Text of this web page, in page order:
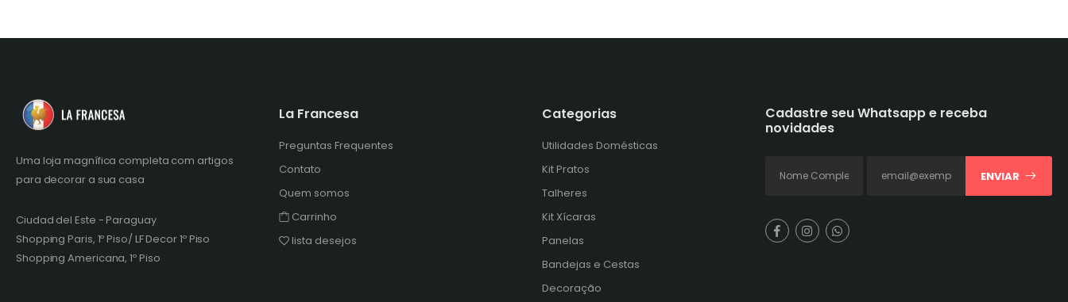
Uma loja magnífica completa com artigos
para decorar a sua casa
Ciudad del Este - Paraguay
Shopping Paris, 1º Piso/ LF Decor 1º Piso
Shopping Americana, 1º Piso
La Francesa
Preguntas Frequentes
Contato
Quem somos
Carrinho
lista desejos
Categorias
Utilidades Domésticas
Kit Pratos
Talheres
Kit Xícaras
Panelas
Bandejas e Cestas
Decoração
Cadastre seu Whatsapp e receba
novidades
ENVIAR